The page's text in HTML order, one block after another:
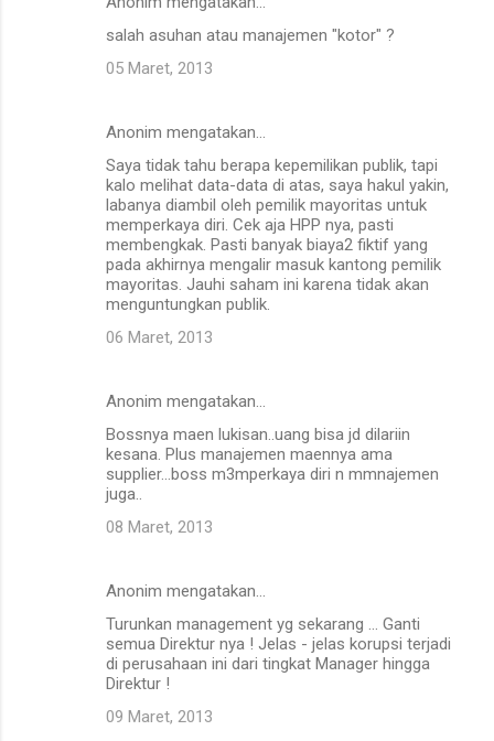
salah asuhan atau manajemen "kotor" ?
05 Maret, 2013
Anonim mengatakan…
Saya tidak tahu berapa kepemilikan publik, tapi
kalo melihat data-data di atas, saya hakul yakin,
labanya diambil oleh pemilik mayoritas untuk
memperkaya diri. Cek aja HPP nya, pasti
membengkak. Pasti banyak biaya2 fiktif yang
pada akhirnya mengalir masuk kantong pemilik
mayoritas. Jauhi saham ini karena tidak akan
menguntungkan publik.
06 Maret, 2013
Anonim mengatakan…
Bossnya maen lukisan..uang bisa jd dilariin
kesana. Plus manajemen maennya ama
supplier...boss m3mperkaya diri n mmnajemen
juga..
08 Maret, 2013
Anonim mengatakan…
Turunkan management yg sekarang ... Ganti
semua Direktur nya ! Jelas - jelas korupsi terjadi
di perusahaan ini dari tingkat Manager hingga
Direktur !
09 Maret, 2013